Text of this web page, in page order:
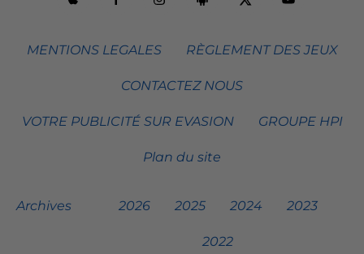
MENTIONS LEGALES RÈGLEMENT DES JEUX
CONTACTEZ NOUS
VOTRE PUBLICITÉ SUR EVASION GROUPE HPI
Plan du site
Archives 2026 2025 2024 2023
2022